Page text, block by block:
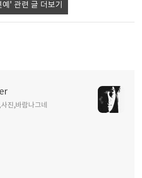
' 관련 글 더보기
진,바람나그네